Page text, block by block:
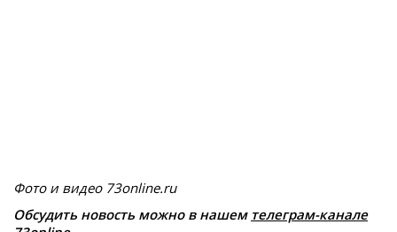
Фото и видео 73online.ru
Обсудить новость можно в нашем телеграм-канале